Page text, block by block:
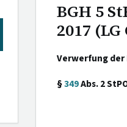
BGH 5
2017
Verwerfung der
§349Abs. 2